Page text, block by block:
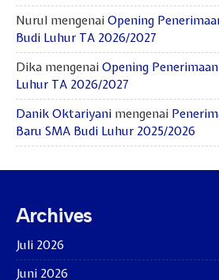
Nurul mengenai Opening
Budi Luhur TA 2026/2027
Dika mengenai Opening
Luhur TA 2026/2027
Danik Oktariyani mengenai
Baru SMA Budi Luhur 2025/2026
Archives
Juli 2026
Juni 2026